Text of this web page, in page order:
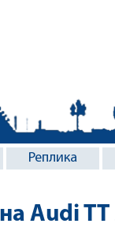
Реплика
Audi